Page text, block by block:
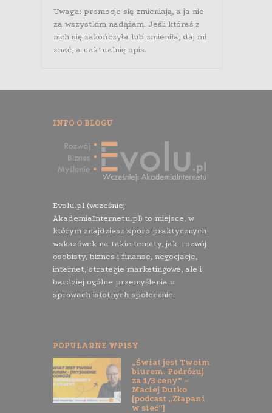
Uwaga: promocje się zmieniają, a ja nie
za wszystkim nadążam. Jeśli któraś z
nich się zakończyła lub zmieniła, daj mi
znać, a uaktualnię opis.
INFO O BLOGU
Evolu.pl (wcześniej:
AkademiaInternetu.pl) to miejsce, w
którym znajdziesz sporo praktycznych
wskazówek na takie tematy, jak: rozwój
osobisty, biznes i finanse, negocjacje,
internet, strategie marketingowe, ale i
bardziej ogólne przemyślenia o
sprawach istotnych społecznie.
POPULARNE WPISY
„Świat jest Twoim
biurem. Podróżuj
za 1/3 ceny” –
Maciej Dutko
[podcast „Złapani
w sieć”]